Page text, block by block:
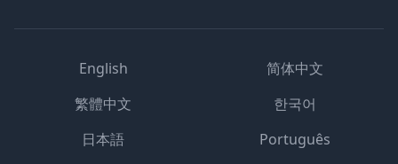
English
简体中文
繁體中文
한국어
日本語
Português